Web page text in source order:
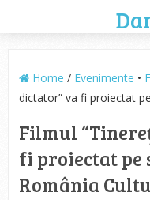
Home / Evenimente •
dictator” va fi proiectat
Filmul
fi proiectat pe
România